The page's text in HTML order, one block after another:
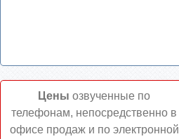
Цены озвученные по
телефонам, непосредственно в
офисе продаж и по электронной